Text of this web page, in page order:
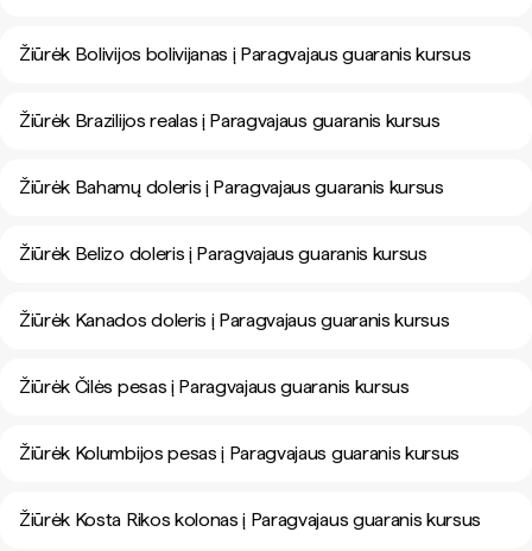
Žiūrėk Bolivijos bolivijanas į Paragvajaus guaranis kursus
Žiūrėk Brazilijos realas į Paragvajaus guaranis kursus
Žiūrėk Bahamų doleris į Paragvajaus guaranis kursus
Žiūrėk Belizo doleris į Paragvajaus guaranis kursus
Žiūrėk Kanados doleris į Paragvajaus guaranis kursus
Žiūrėk Čilės pesas į Paragvajaus guaranis kursus
Žiūrėk Kolumbijos pesas į Paragvajaus guaranis kursus
Žiūrėk Kosta Rikos kolonas į Paragvajaus guaranis kursus